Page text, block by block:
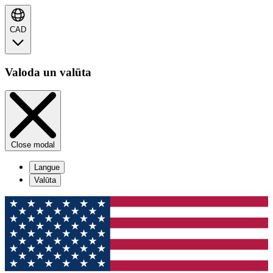
CAD
Valoda un valūta
Close modal
Langue
Valūta